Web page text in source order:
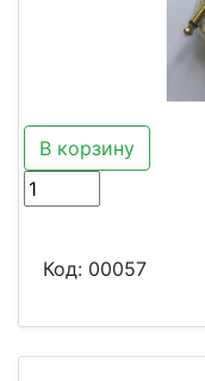
В корзину
Код: 00057